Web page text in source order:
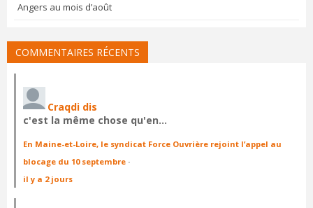
Angers au mois d’août
COMMENTAIRES RÉCENTS
Craqdi dis
c'est la même chose qu'en…
En Maine-et-Loire, le syndicat Force Ouvrière rejoint l’appel au
blocage du 10 septembre ·
il y a 2 jours